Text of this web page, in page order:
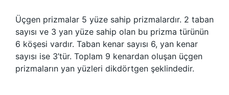
Üçgen prizmalar 5 yüze sahip prizmalardır. 2 taban
sayısı ve 3 yan yüze sahip olan bu prizma türünün
6 köşesi vardır. Taban kenar sayısı 6, yan kenar
sayısı ise 3’tür. Toplam 9 kenardan oluşan üçgen
prizmaların yan yüzleri dikdörtgen şeklindedir.